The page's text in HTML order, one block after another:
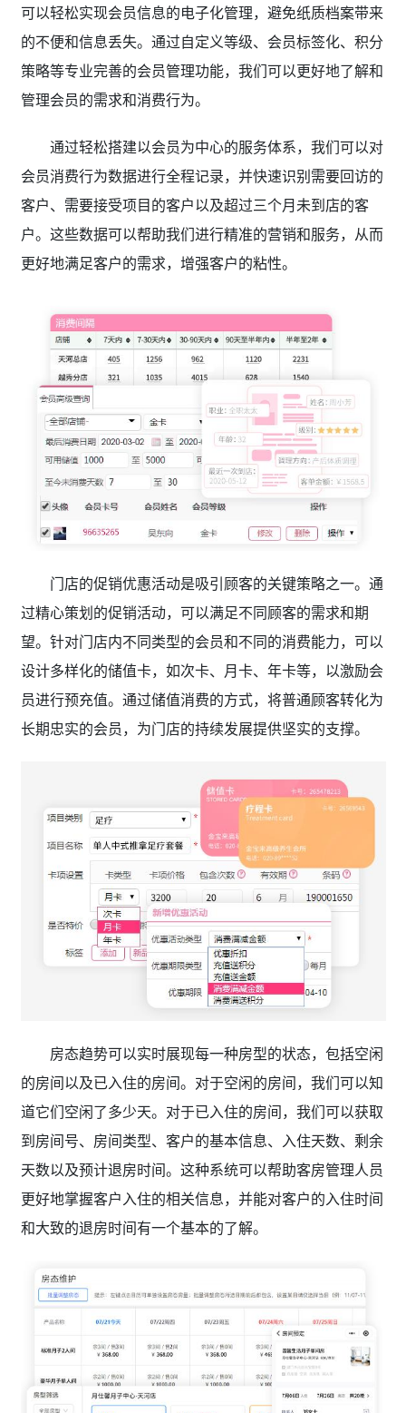
可以轻松实现会员信息的电子化管理，避免纸质档案带来
的不便和信息丢失。通过自定义等级、会员标签化、积分
策略等专业完善的会员管理功能，我们可以更好地了解和
管理会员的需求和消费行为。
通过轻松搭建以会员为中心的服务体系，我们可以对
会员消费行为数据进行全程记录，并快速识别需要回访的
客户、需要接受项目的客户以及超过三个月未到店的客
户。这些数据可以帮助我们进行精准的营销和服务，从而
更好地满足客户的需求，增强客户的粘性。
门店的促销优惠活动是吸引顾客的关键策略之一。通
过精心策划的促销活动，可以满足不同顾客的需求和期
望。针对门店内不同类型的会员和不同的消费能力，可以
设计多样化的储值卡，如次卡、月卡、年卡等，以激励会
员进行预充值。通过储值消费的方式，将普通顾客转化为
长期忠实的会员，为门店的持续发展提供坚实的支撑。
房态趋势可以实时展现每一种房型的状态，包括空闲
的房间以及已入住的房间。对于空闲的房间，我们可以知
道它们空闲了多少天。对于已入住的房间，我们可以获取
到房间号、房间类型、客户的基本信息、入住天数、剩余
天数以及预计退房时间。这种系统可以帮助客房管理人员
更好地掌握客户入住的相关信息，并能对客户的入住时间
和大致的退房时间有一个基本的了解。